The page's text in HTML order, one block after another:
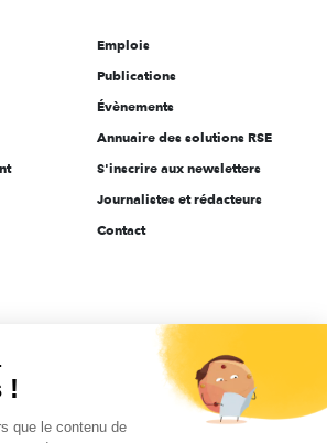
Emplois
Publications
Évènements
Annuaire des solutions RSE
S'inscrire aux newsletters
Journalistes et rédacteurs
Contact
!
que le contenu de